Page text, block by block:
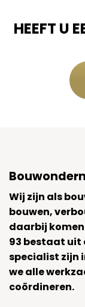
HEEFT U
Wij zijn als
bouwen,
daarbij
93 bestaat uit
specialist zijn
we alle
coördineren.